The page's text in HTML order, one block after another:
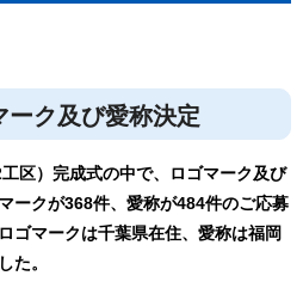
ーク及び愛称決定
区）完成式の中で、ロゴマーク及び
ークが368件、愛称が484件のご応募
ゴマークは千葉県在住、愛称は福岡
た。